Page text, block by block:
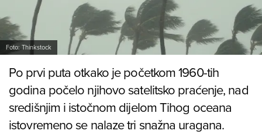
Foto: Thinkstock
Po prvi puta otkako je početkom 1960-tih
godina počelo njihovo satelitsko praćenje, nad
središnjim i istočnom dijelom Tihog oceana
istovremeno se nalaze tri snažna uragana.